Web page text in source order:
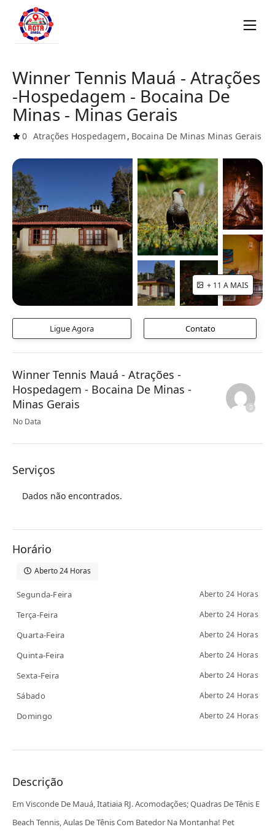
Winner Tennis Mauá - Atrações
-Hospedagem - Bocaina De
Minas - Minas Gerais
0 Atrações Hospedagem , Bocaina De Minas Minas Gerais
+ 11 A MAIS
Ligue Agora Contato
Winner Tennis Mauá - Atrações -
Hospedagem - Bocaina De Minas -
Minas Gerais
No Data
Serviços
Dados não encontrados.
Horário
Aberto 24 Horas
Segunda-Feira Aberto 24 Horas
Terça-Feira Aberto 24 Horas
Quarta-Feira Aberto 24 Horas
Quinta-Feira Aberto 24 Horas
Sexta-Feira Aberto 24 Horas
Sábado Aberto 24 Horas
Domingo Aberto 24 Horas
Descrição
Em Visconde De Mauá, Itatiaia RJ. Acomodações; Quadras De Tênis E
Beach Tennis, Aulas De Tênis Com Batedor Na Montanha! Pet